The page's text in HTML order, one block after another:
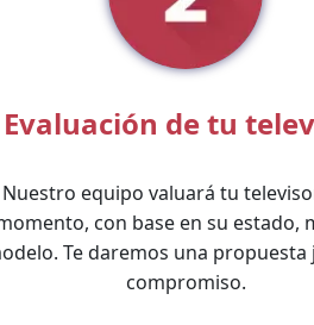
Evaluación de tu
Nuestro equipo valuará tu
con base en su estado,
Te daremos una propuesta
compromiso.